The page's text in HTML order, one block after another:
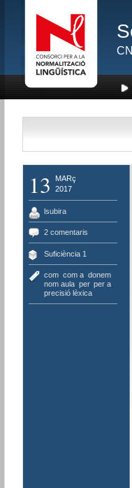
13
MARç
2017
lsubira
2 comentaris
Suficiència 1
com, com a, donem
nom aula, per, per a,
precisió lèxica